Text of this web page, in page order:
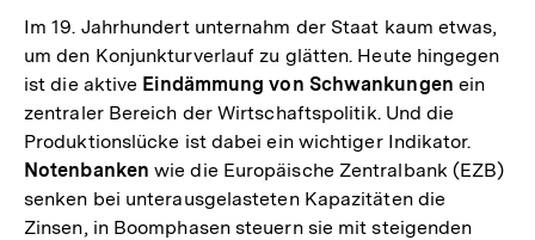
Im 19. Jahrhundert unternahm der Staat kaum etwas,
um den Konjunkturverlauf zu glätten. Heute hingegen
ist die aktive Eindämmung von Schwankungen ein
zentraler Bereich der Wirtschaftspolitik. Und die
Produktionslücke ist dabei ein wichtiger Indikator.
Notenbanken wie die Europäische Zentralbank (EZB)
senken bei unterausgelasteten Kapazitäten die
Zinsen, in Boomphasen steuern sie mit steigenden